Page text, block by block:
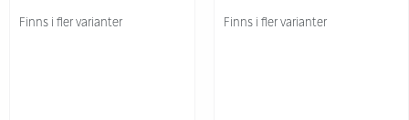
Finns i fler varianter
Finns i fler varianter